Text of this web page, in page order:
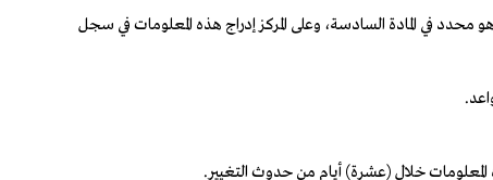
محدد في المادة السادسة، وعلى المركز إدراج هذه المعلومات في سجل